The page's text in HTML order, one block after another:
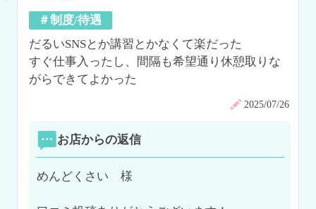
＃制度/待遇
だるいSNSとか講習とかなくて楽だった
すぐ仕事入ったし、間隔も希望通り休憩取りな
がらできてよかった
2025/07/26
お店からの返信
めんどくさい　様